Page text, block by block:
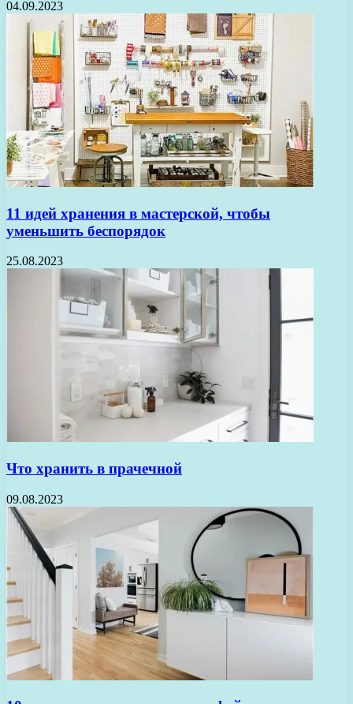
04.09.2023
11 идей хранения в мастерской, чтобы
уменьшить беспорядок
25.08.2023
Что хранить в прачечной
09.08.2023